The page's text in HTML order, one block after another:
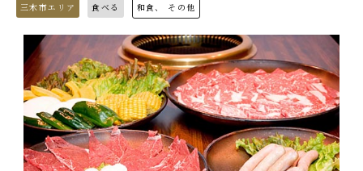
三木市エリア 食べる 和食、 その他